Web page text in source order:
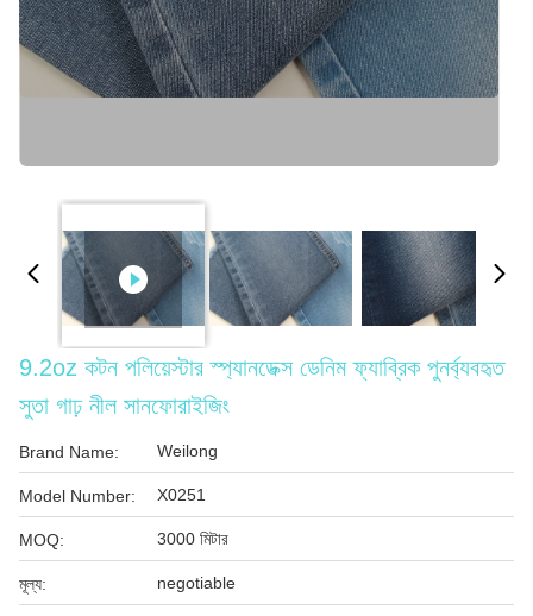
9.2oz কটন পলিয়েস্টার স্প্যানডেক্স ডেনিম ফ্যাব্রিক পুনর্ব্যবহৃত
সুতা গাঢ় নীল সানফোরাইজিং
Brand Name: Weilong
Model Number: X0251
MOQ: 3000 মিটার
মূল্য: negotiable